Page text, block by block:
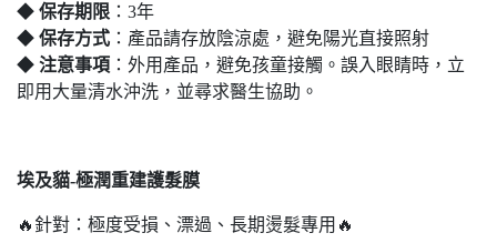
◆ 保存期限 ：3年
◆ 保存方式 ：產品請存放陰涼處，避免陽光直接照射
◆ 注意事項 ：外用產品，避免孩童接觸。誤入眼睛時，立
即用大量清水沖洗，並尋求醫生協助。
埃及貓-極潤重建護髮膜
🔥針對：極度受損、漂過、長期燙髮專用🔥